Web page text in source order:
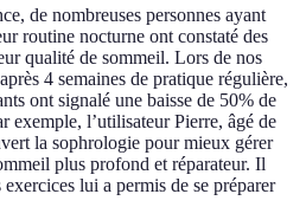
de nombreuses personnes ayant
routine nocturne ont constaté des
qualité de sommeil. Lors de nos
4 semaines de pratique régulière,
ont signalé une baisse de 50% de
exemple, l’utilisateur Pierre, âgé de
la sophrologie pour mieux gérer
plus profond et réparateur. Il
lui a permis de se préparer